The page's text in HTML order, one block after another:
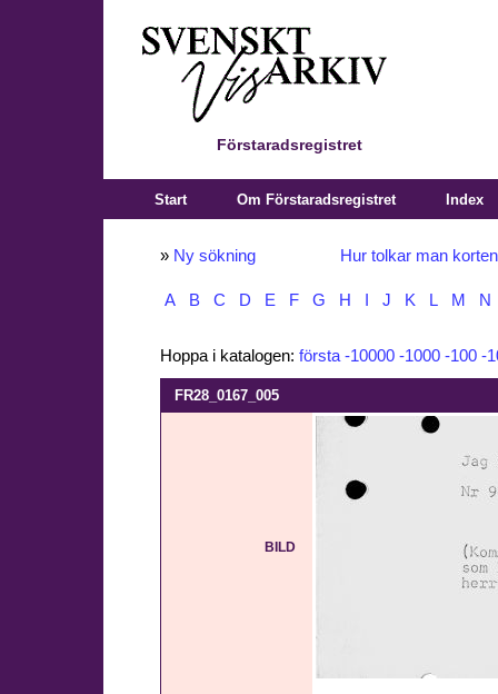
Förstaradsregistret
Start Om Förstaradsregistret Index
» Ny sökning Hur tolkar man
A B C D E F G H J K L M N
Hoppa i katalogen: första -10000 -1000 -100 -
FR28_0167_005
BILD